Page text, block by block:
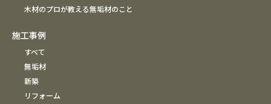
木材のプロが教える無垢材のこと
施工事例
すべて
無垢材
新築
リフォーム